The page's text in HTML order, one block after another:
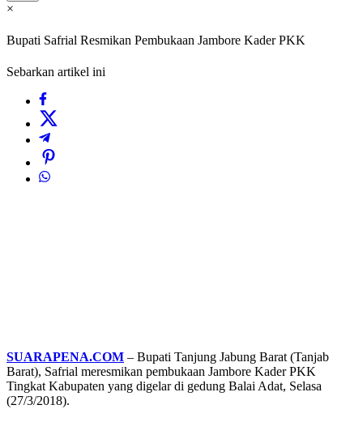
×
Bupati Safrial Resmikan Pembukaan Jambore Kader PKK
Sebarkan artikel ini
SUARAPENA.COM – Bupati Tanjung Jabung Barat (Tanjab
Barat), Safrial meresmikan pembukaan Jambore Kader PKK
Tingkat Kabupaten yang digelar di gedung Balai Adat, Selasa
(27/3/2018).